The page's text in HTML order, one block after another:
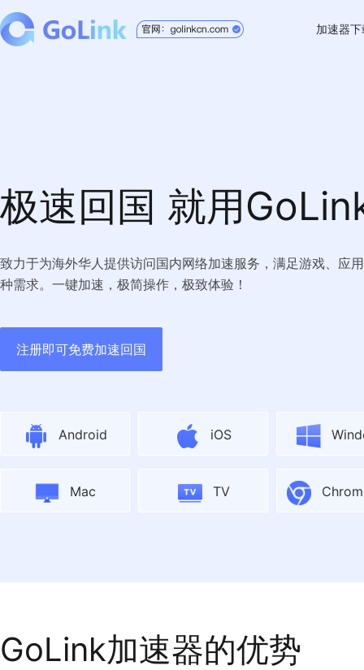
加速器下
TV版
Chrome
极速回国 就用
致力于为海外华人提供访问国内网络加速服务，满足游戏、应
种需求。一键加速，极简操作，极致体验！
注册即可免费加速回国
Android iOS
Mac TV
GoLink加速器的优势